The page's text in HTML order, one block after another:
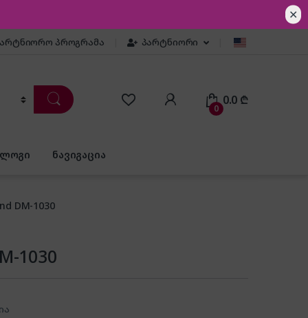
✕
პროგრამა პარტნიორი
0
0.0 ₾
ნავიგაცია
DM-1030
1030